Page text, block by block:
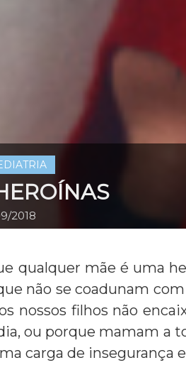
2018
qualquer mãe é uma
não se coadunam
nossos filhos não
ou porque mamam a
carga de insegurança